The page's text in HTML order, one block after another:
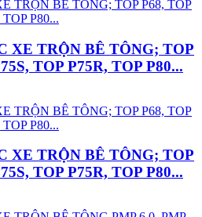
XE TRỘN BÊ TÔNG; TOP
TOP P75R, TOP P80...
XE TRỘN BÊ TÔNG; TOP
TOP P75R, TOP P80...